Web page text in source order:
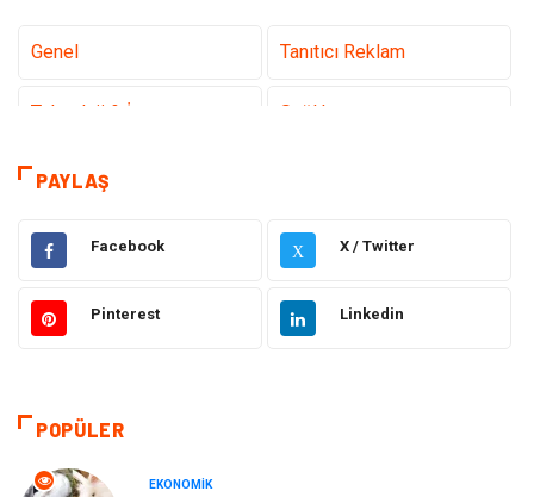
Genel Tanıtıcı Reklam
Teknoloji & İnternet Sağlık
teknoloji
Hukuk Giyim
Elektronik Makine
Sağlıklı Yaşam
Otomotiv
PAYLAŞ
Facebook X X / Twitter
Pinterest Linkedin
POPÜLER
EKONOMIK